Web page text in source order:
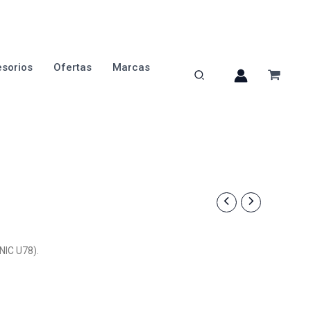
Ofertas Marcas
U78).